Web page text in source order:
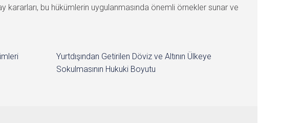
kararları, bu hükümlerin uygulanmasında önemli örnekler sunar ve
Yurtdışından Getirilen Döviz ve Altının Ülkeye
Sokulmasının Hukuki Boyutu